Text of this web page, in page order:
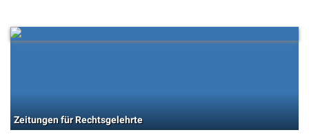
Zeitungen für Rechtsgelehrte